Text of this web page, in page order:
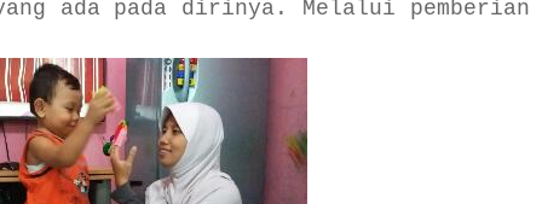
yang ada pada dirinya. Melalui pemberian